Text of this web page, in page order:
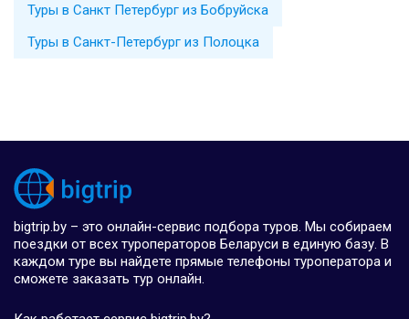
Туры в Санкт Петербург из Бобруйска
Туры в Санкт-Петербург из Полоцка
bigtrip.by – это онлайн-сервис подбора туров. Мы собираем
поездки от всех туроператоров Беларуси в единую базу. В
каждом туре вы найдете прямые телефоны туроператора и
сможете заказать тур онлайн.